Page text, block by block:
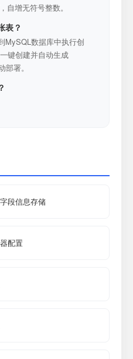
自增无符号整数。
表？
MySQL数据库中执行创
键创建并自动生成
署。
段信息存储
配置